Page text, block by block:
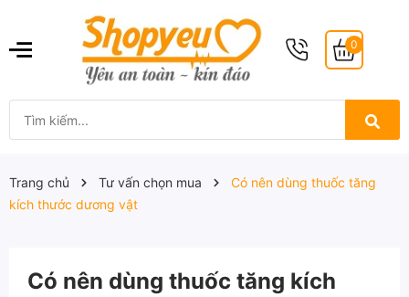
0
Trang chủ Tư vấn chọn mua
Có nên dùng thuốc tăng
kích thước dương vật
Có nên dùng thuốc tăng kích